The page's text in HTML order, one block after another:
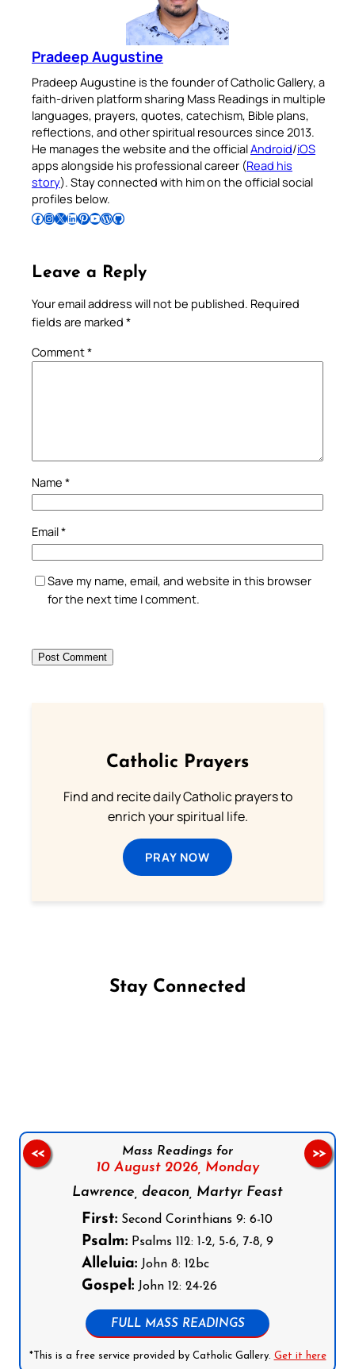
Pradeep Augustine
Pradeep Augustine is the founder of Catholic Gallery, a
faith-driven platform sharing Mass Readings in multiple
languages, prayers, quotes, catechism, Bible plans,
reflections, and other spiritual resources since 2013.
He manages the website and the officialAndroid/iOS
apps alongside his professional career (Read his
story). Stay connected with him on the official social
profiles below.
Follow Pradeep on Facebook Follow Pradeep on InstagramFollow Pradeep on X Follow Pradeep on LinkedIn Follow Pradeep on Pinterest Subscribe to Pradeep’s Youtube Channel Follow Pradeep on WordPress Follow Pradeep on GitHub
Leave a Reply
Your email address will not be published. Required
fields are marked *
Comment*
Name *
Email*
Save my name, email, and website in this browser
for the next time I comment.
Catholic Prayers
Find and recite daily Catholic prayers to
enrich your spiritual life.
PRAY NOW
Stay Connected
Mass Readings for
10 August 2026, Monday
Lawrence, deacon, Martyr Feast
First: Second Corinthians 9: 6-10
Psalm: Psalms 112: 1-2, 5-6, 7-8, 9
Alleluia: John 8: 12bc
Gospel: John 12: 24-26
FULL MASS READINGS
*This is a free service provided by Catholic Gallery. Get it here
<< >>